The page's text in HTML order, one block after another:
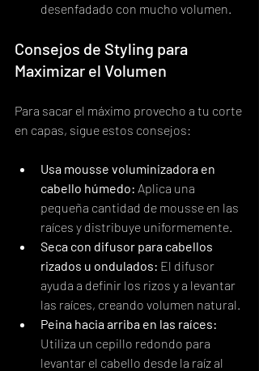
desenfadado con mucho volumen.
Consejos de Styling para
Maximizar el Volumen
Para sacar el máximo provecho a tu corte
en capas, sigue estos consejos:
Usa mousse voluminizadora en
cabello húmedo: Aplica una
pequeña cantidad de mousse en las
raíces y distribuye uniformemente.
Seca con difusor para cabellos
rizados u ondulados: El difusor
ayuda a definir los rizos y a levantar
las raíces, creando volumen natural.
Peina hacia arriba en las raíces:
Utiliza un cepillo redondo para
levantar el cabello desde la raíz al